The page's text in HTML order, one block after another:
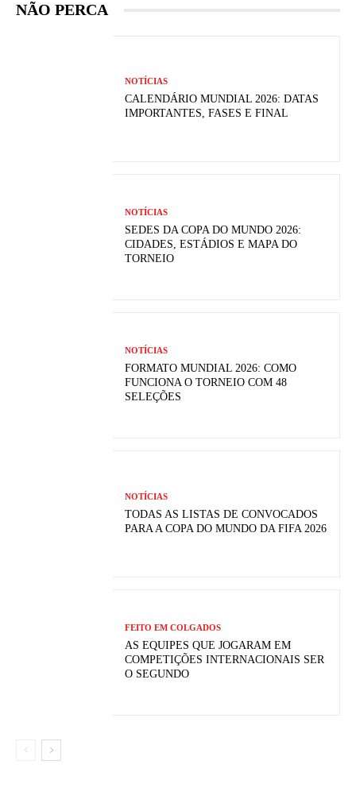
NÃO PERCA
NOTÍCIAS
CALENDÁRIO MUNDIAL 2026: DATAS
IMPORTANTES, FASES E FINAL
NOTÍCIAS
SEDES DA COPA DO MUNDO 2026:
CIDADES, ESTÁDIOS E MAPA DO
TORNEIO
NOTÍCIAS
FORMATO MUNDIAL 2026: COMO
FUNCIONA O TORNEIO COM 48
SELEÇÕES
NOTÍCIAS
TODAS AS LISTAS DE CONVOCADOS
PARA A COPA DO MUNDO DA FIFA 2026
FEITO EM COLGADOS
AS EQUIPES QUE JOGARAM EM
COMPETIÇÕES INTERNACIONAIS SER
O SEGUNDO